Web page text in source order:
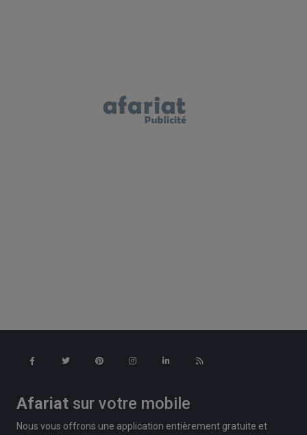
Afariat sur votre mobile
Nous vous offrons une application entièrement gratuite et